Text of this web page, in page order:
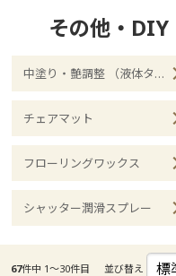
その他・DIY
中塗り・艶調整 （液体タイプ）
チェアマット
フローリングワックス
シャッター潤滑スプレー
67件中 1〜30件目 並び替え